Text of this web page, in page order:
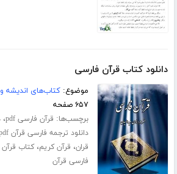
دانلود کتاب قرآن فارسی
موضوع:کتاب‌های اندیشه
۶۵۷ صفحه
برچسب‌ها: قرآن فارسی pdf ،
دانلود ترجمه فارسی قرآن pdf
قران، قرآن کریم،کتاب قرآن
فارسی قرآن